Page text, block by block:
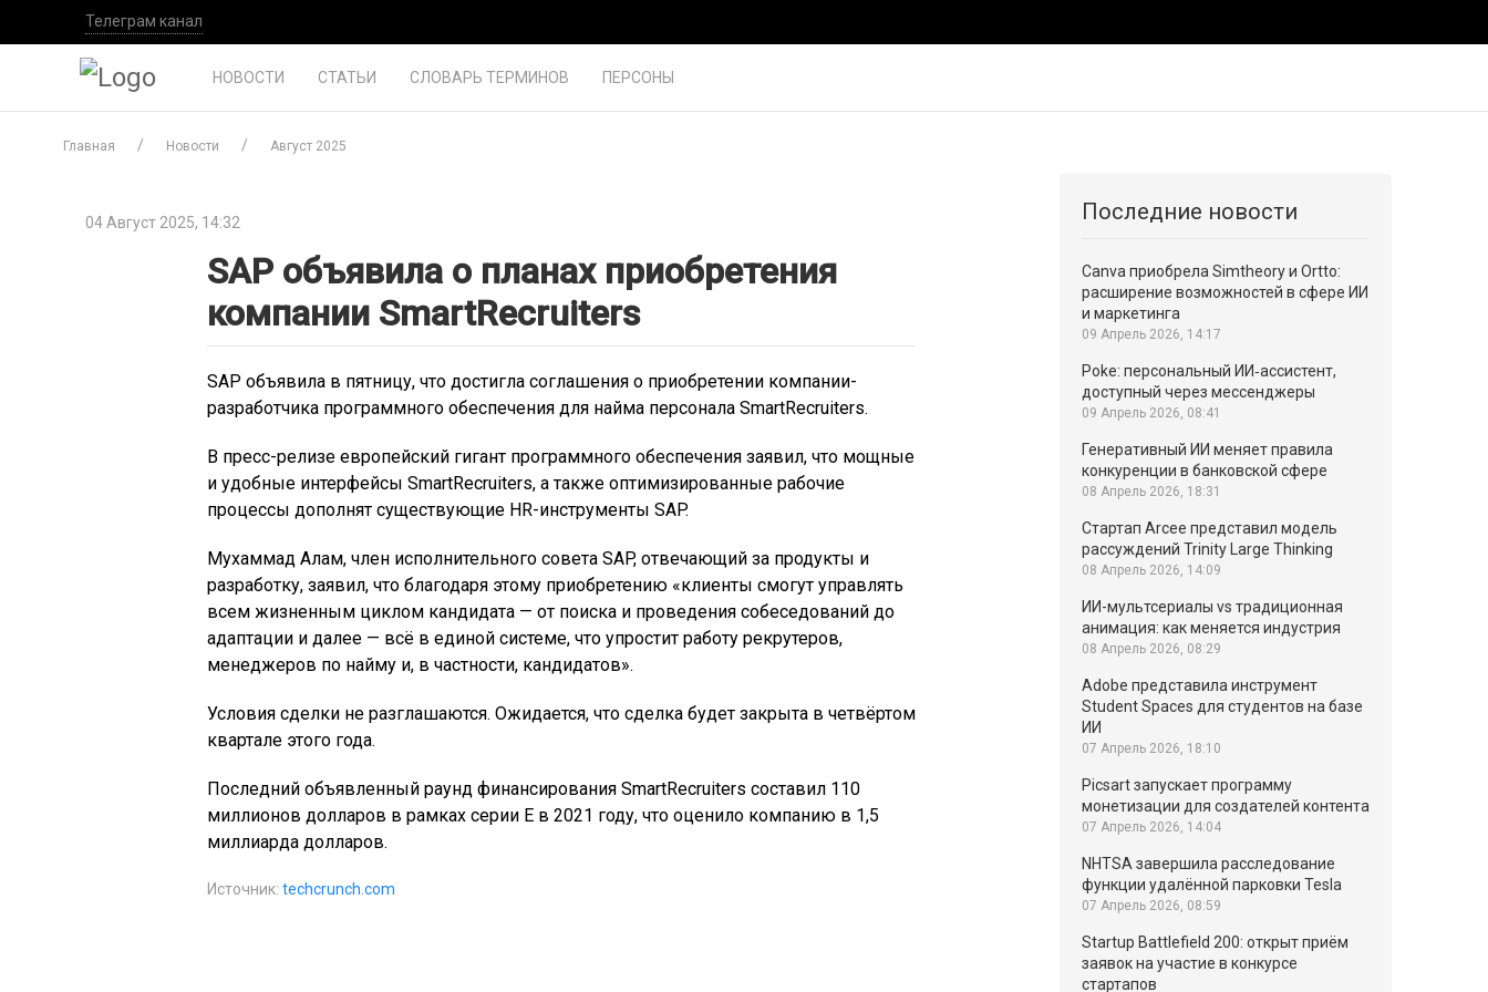
Телеграм канал
НОВОСТИ СТАТЬИ СЛОВАРЬ ТЕРМИНОВ ПЕРСОНЫ
Главная Новости Август 2025
04 Август 2025, 14:32
SAP объявила о планах приобретения
компании SmartRecruiters
SAP объявила в пятницу, что достигла соглашения о приобретении компании-
разработчика программного обеспечения для найма персонала SmartRecruiters.
В пресс-релизе европейский гигант программного обеспечения заявил, что мощные
и удобные интерфейсы SmartRecruiters, а также оптимизированные рабочие
процессы дополнят существующие HR-инструменты SAP.
Мухаммад Алам, член исполнительного совета SAP, отвечающий за продукты и
разработку, заявил, что благодаря этому приобретению «клиенты смогут управлять
всем жизненным циклом кандидата — от поиска и проведения собеседований до
адаптации и далее — всё в единой системе, что упростит работу рекрутеров,
менеджеров по найму и, в частности, кандидатов».
Условия сделки не разглашаются. Ожидается, что сделка будет закрыта в четвёртом
квартале этого года.
Последний объявленный раунд финансирования SmartRecruiters составил 110
миллионов долларов в рамках серии E в 2021 году, что оценило компанию в 1,5
миллиарда долларов.
Источник: techcrunch.com
Последние новости
Canva приобрела Simtheory и Ortto:
расширение возможностей в сфере ИИ
и маркетинга
09 Апрель 2026, 14:17
Poke: персональный ИИ‑ассистент,
доступный через мессенджеры
09 Апрель 2026, 08:41
Генеративный ИИ меняет правила
конкуренции в банковской сфере
08 Апрель 2026, 18:31
Стартап Arcee представил модель
рассуждений Trinity Large Thinking
08 Апрель 2026, 14:09
ИИ-мультсериалы vs традиционная
анимация: как меняется индустрия
08 Апрель 2026, 08:29
Adobe представила инструмент
Student Spaces для студентов на базе
ИИ
07 Апрель 2026, 18:10
Picsart запускает программу
монетизации для создателей контента
07 Апрель 2026, 14:04
NHTSA завершила расследование
функции удалённой парковки Tesla
07 Апрель 2026, 08:59
Startup Battlefield 200: открыт приём
заявок на участие в конкурсе
стартапов